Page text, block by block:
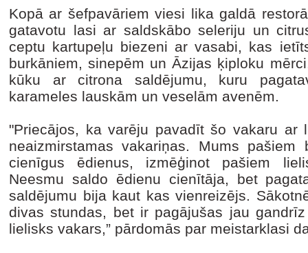
Kopā ar šefpavāriem viesi lika galdā
gatavotu lasi ar saldskābo seleriju un
ceptu kartupeļu biezeni ar vasabi, kas
burkāniem, sinepēm un Āzijas ķiploku
kūku ar citrona saldējumu, kuru
karameles lauskām un veselām avenēm.
"Priecājos, ka varēju pavadīt šo vakaru ar
neaizmirstamas vakariņas. Mums
cienīgus ēdienus, izmēģinot pašiem
Neesmu saldo ēdienu cienītāja, bet
saldējumu bija kaut kas vienreizējs.
divas stundas, bet ir pagājušas jau
lielisks vakars,” pārdomās par meistarklasi